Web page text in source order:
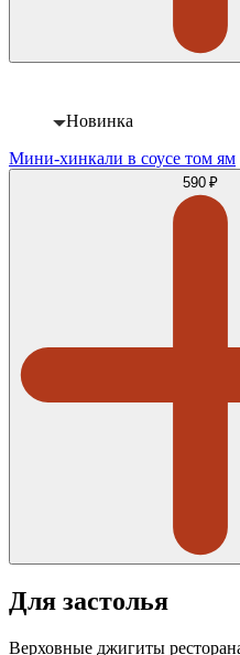
Новинка
Мини-хинкали в соусе том ям
590 ₽
Для застолья
Верховные джигиты